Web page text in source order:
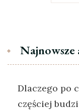
Najnowsze
Dlaczego po
częściej